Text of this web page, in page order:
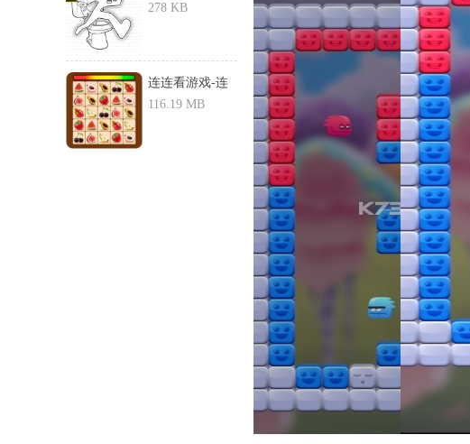
解版-马...
278 KB
连连看游戏-连
连看下载...
116.19 MB